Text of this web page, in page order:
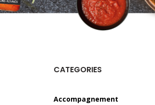
CATEGORIES
Accompagnement